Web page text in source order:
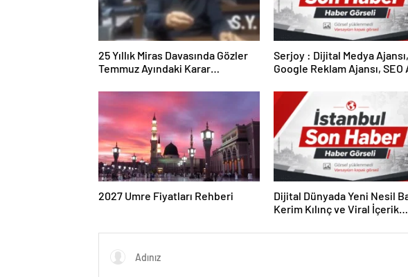
25 Yıllık Miras Davasında Gözler
Temmuz Ayındaki Karar
Serjoy : Dijital Medya Ajansı,
Google Reklam Ajansı, SEO
2027 Umre Fiyatları Rehberi
Dijital Dünyada Yeni Nesil
Kerim Kılınç ve Viral İçerik